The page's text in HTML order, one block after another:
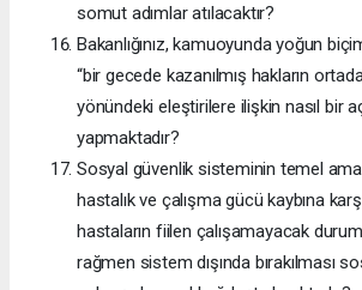
somut adımlar atılacaktır?
Bakanlığınız, kamuoyunda yoğun
“bir gecede kazanılmış hakların ortadan
yönündeki eleştirilere ilişkin nasıl bir
yapmaktadır?
Sosyal güvenlik sisteminin temel
hastalık ve çalışma gücü kaybına
hastaların fiilen çalışamayacak
rağmen sistem dışında bırakılması